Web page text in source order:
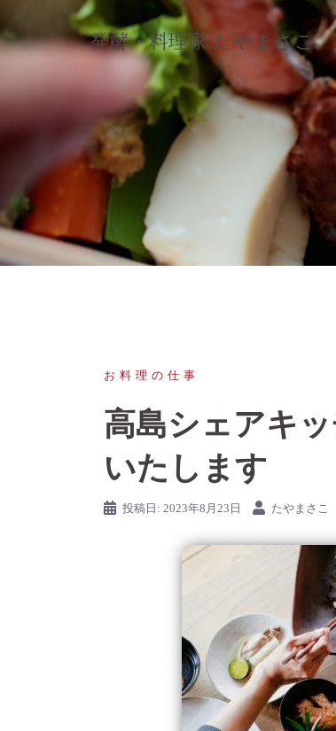
ン
へ
プ
発酵・料理家 たやまさこ
お料理の仕事
高島シェアキ
いたします
投稿日: 2023年8月23日 たやまさこ